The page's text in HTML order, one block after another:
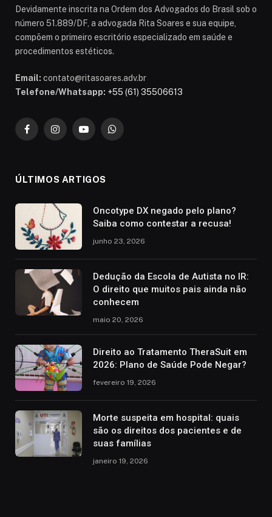
Devidamente inscrita na Ordem dos Advogados do Brasil sob o
número 51.889/DF, a advogada Rita Soares e sua equipe,
compõem o primeiro escritório especializado em saúde e
procedimentos estéticos.
Email: contato@ritasoares.adv.br
Telefone/Whatsapp: +55 (61) 35506613
FacebookInstagramYouTubeWhatsApp
ÚLTIMOS ARTIGOS
Oncotype DX negado pelo plano?
Saiba como contestar a recusa!
junho 23, 2026
Dedução da Escola de Autista no IR:
O direito que muitos pais ainda não
conhecem
maio 20, 2026
Direito ao Tratamento TheraSuit em
2026: Plano de Saúde Pode Negar?
fevereiro 19, 2026
Morte suspeita em hospital: quais
são os direitos dos pacientes e de
suas famílias
janeiro 19, 2026